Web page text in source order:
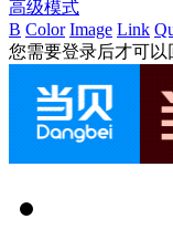
高级模式
B Color Image Link
您需要登录后才可以